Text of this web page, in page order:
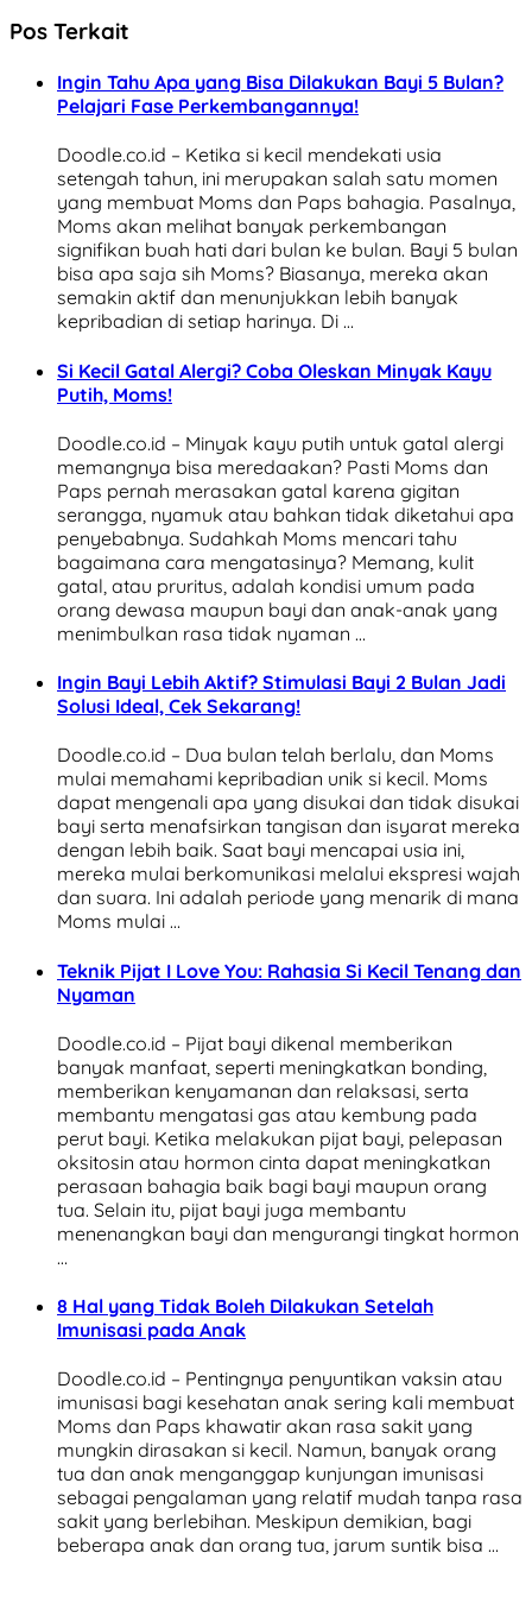
Pos Terkait
Ingin Tahu Apa yang Bisa Dilakukan Bayi 5 Bulan?
Pelajari Fase Perkembangannya!
Doodle.co.id – Ketika si kecil mendekati usia
setengah tahun, ini merupakan salah satu momen
yang membuat Moms dan Paps bahagia. Pasalnya,
Moms akan melihat banyak perkembangan
signifikan buah hati dari bulan ke bulan. Bayi 5 bulan
bisa apa saja sih Moms? Biasanya, mereka akan
semakin aktif dan menunjukkan lebih banyak
kepribadian di setiap harinya. Di …
Si Kecil Gatal Alergi? Coba Oleskan Minyak Kayu
Putih, Moms!
Doodle.co.id – Minyak kayu putih untuk gatal alergi
memangnya bisa meredaakan? Pasti Moms dan
Paps pernah merasakan gatal karena gigitan
serangga, nyamuk atau bahkan tidak diketahui apa
penyebabnya. Sudahkah Moms mencari tahu
bagaimana cara mengatasinya? Memang, kulit
gatal, atau pruritus, adalah kondisi umum pada
orang dewasa maupun bayi dan anak-anak yang
menimbulkan rasa tidak nyaman …
Ingin Bayi Lebih Aktif? Stimulasi Bayi 2 Bulan Jadi
Solusi Ideal, Cek Sekarang!
Doodle.co.id – Dua bulan telah berlalu, dan Moms
mulai memahami kepribadian unik si kecil. Moms
dapat mengenali apa yang disukai dan tidak disukai
bayi serta menafsirkan tangisan dan isyarat mereka
dengan lebih baik. Saat bayi mencapai usia ini,
mereka mulai berkomunikasi melalui ekspresi wajah
dan suara. Ini adalah periode yang menarik di mana
Moms mulai …
Teknik Pijat I Love You: Rahasia Si Kecil Tenang dan
Nyaman
Doodle.co.id – Pijat bayi dikenal memberikan
banyak manfaat, seperti meningkatkan bonding,
memberikan kenyamanan dan relaksasi, serta
membantu mengatasi gas atau kembung pada
perut bayi. Ketika melakukan pijat bayi, pelepasan
oksitosin atau hormon cinta dapat meningkatkan
perasaan bahagia baik bagi bayi maupun orang
tua. Selain itu, pijat bayi juga membantu
menenangkan bayi dan mengurangi tingkat hormon
…
8 Hal yang Tidak Boleh Dilakukan Setelah
Imunisasi pada Anak
Doodle.co.id – Pentingnya penyuntikan vaksin atau
imunisasi bagi kesehatan anak sering kali membuat
Moms dan Paps khawatir akan rasa sakit yang
mungkin dirasakan si kecil. Namun, banyak orang
tua dan anak menganggap kunjungan imunisasi
sebagai pengalaman yang relatif mudah tanpa rasa
sakit yang berlebihan. Meskipun demikian, bagi
beberapa anak dan orang tua, jarum suntik bisa …